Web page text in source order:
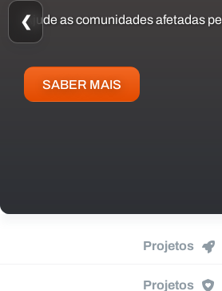
Pequenos gestos, grandes
SABER MAIS
Ajude as comunidades afetadas
SABER MAIS
SABER MAIS
❮
Projetos
Projetos